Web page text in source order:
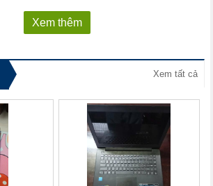
Xem thêm
Xem tất cả